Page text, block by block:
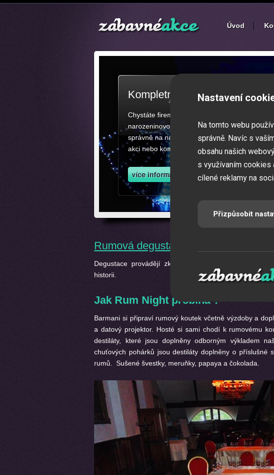
Úvod
Kompletní zajištění
Chystáte firemní akci, večírek nebo ples?
narozeninovou oslavu či zábavné představení
správně na našich stránkách. Zajistíme Vám
akci nebo kompletní zajištění zábavných a
Rumová degustace
Degustace provádějí zkušení barmani, zajímající se
historii.
Jak Rum Night probíhá ?
Barmani si připraví rumový koutek včetně výzdoby a
a datový projektor. Hosté si sami chodí k rumovému
destiláty, které jsou doplněny odborným výkladem
chuťových pohárků jsou destiláty doplněny o příslušné
rumů. Sušené švestky, meruňky, papaya a čokolada.
Nastavení
Na tomto webu
správně. Navíc s
obsahu našich
s využívaním cookies
cílené reklamy na
Přizpůsobit